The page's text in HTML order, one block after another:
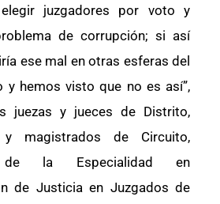
juzgadores por voto y
de corrupción; si así
ese mal en otras esferas del
y hemos visto que no es así”,
juezas y jueces de Distrito,
y magistrados de Circuito,
de la Especialidad en
de Justicia en Juzgados de